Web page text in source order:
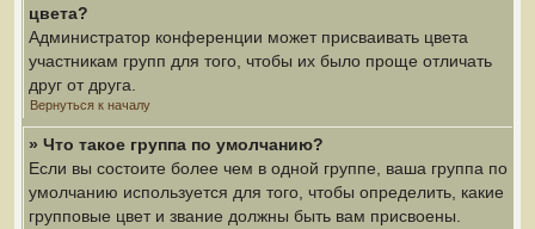
цвета?
Администратор конференции может присваивать цвета
участникам групп для того, чтобы их было проще отличать
друг от друга.
Вернуться к началу
» Что такое группа по умолчанию?
Если вы состоите более чем в одной группе, ваша группа по
умолчанию используется для того, чтобы определить, какие
групповые цвет и звание должны быть вам присвоены.